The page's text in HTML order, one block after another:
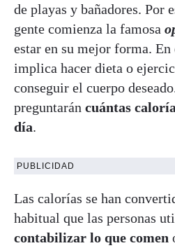
de playas y bañadores. Por
gente comienza la famosa
estar en su mejor forma. En
implica hacer dieta o
conseguir el cuerpo
preguntarán cuántas
día.
PUBLICIDAD
Las calorías se han
habitual que las personas
contabilizar lo que comen